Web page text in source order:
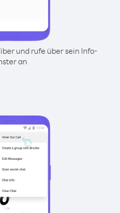
und rufe über sein Info-
an